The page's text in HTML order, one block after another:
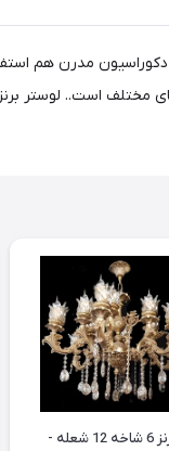
دکوراسیون مدرن هم
لوستر برنز 6 شاخه 12 شعله -